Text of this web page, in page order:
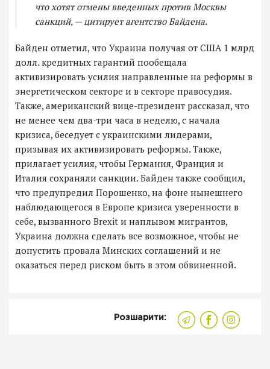
что хотят отмены введенных против Москвы
санкций, — цитирует агентство Байдена.
Байден отметил, что Украина получая от США 1 млрд
долл. кредитных гарантий пообещала
активизировать усилия направленные на реформы в
энергетическом секторе и в секторе правосудия.
Также, американский вице-президент рассказал, что
не менее чем два-три часа в неделю, с начала
кризиса, беседует с украинскими лидерами,
призывая их активизировать реформы. Также,
прилагает усилия, чтобы Германия, Франция и
Италия сохраняли санкции. Байден также сообщил,
что предупредил Порошенко, на фоне нынешнего
наблюдающегося в Европе кризиса уверенности в
себе, вызванного Brexit и наплывом мигрантов,
Украина должна сделать все возможное, чтобы не
допустить провала Минских соглашений и не
оказаться перед риском быть в этом обвиненной.
Розшарити: